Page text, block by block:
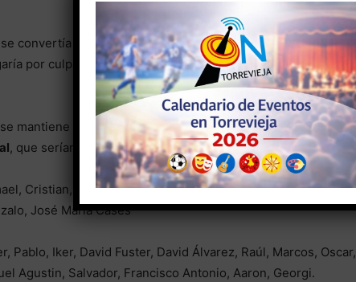
convertía en « correcalles«, pero que finalizaría con elSC
por culpa, en una ocasión del poste y en otras por la
se mantiene en cuarta posición con los mismos puntos que
, que serían en estos momentos los líderes.
Cristian, Liam, Arias, Sami, Manu Amores, Kevin, Fredrik.
José María Cases
Pablo, Iker, David Fuster, David Álvarez, Raúl, Marcos, Oscar,
Agustin, Salvador, Francisco Antonio, Aaron, Georgi.